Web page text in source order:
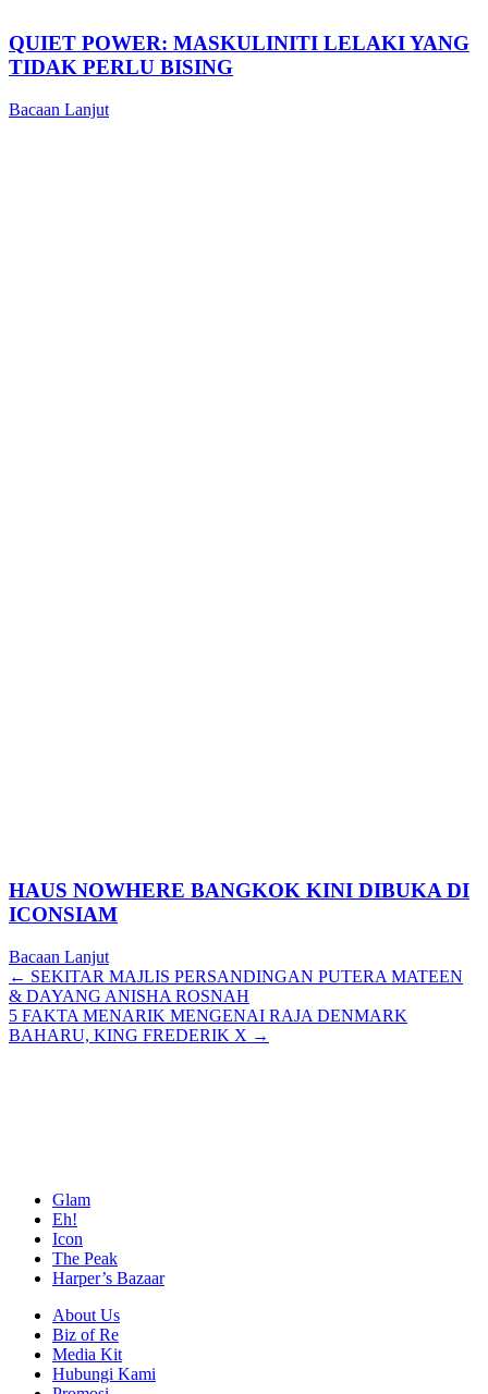
QUIET POWER: MASKULINITI LELAKI YANG
TIDAK PERLU BISING
Bacaan Lanjut
HAUS NOWHERE BANGKOK KINI DIBUKA DI
ICONSIAM
Bacaan Lanjut
Posts
navigation
← SEKITAR MAJLIS PERSANDINGAN PUTERA MATEEN
& DAYANG ANISHA ROSNAH
5 FAKTA MENARIK MENGENAI RAJA DENMARK
BAHARU, KING FREDERIK X →
Glam
Eh!
Icon
The Peak
Harper’s Bazaar
About Us
Biz of Re
Media Kit
Hubungi Kami